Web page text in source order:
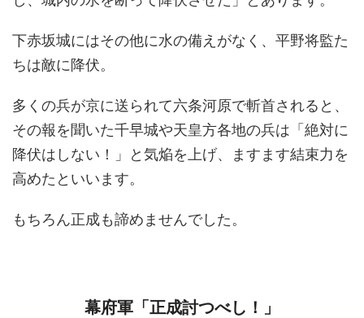
下赤坂城にはその他に水の備えがなく、平野将監た
ちは敵に降伏。
多くの兵が京に送られて六条河原で斬首されると、
その報を聞いた千早城や天皇方各地の兵は「絶対に
降伏はしない！」と気焔を上げ、ますます結束力を
高めたといいます。
もちろん正成も諦めませんでした。
幕府軍「正成討つべし！」